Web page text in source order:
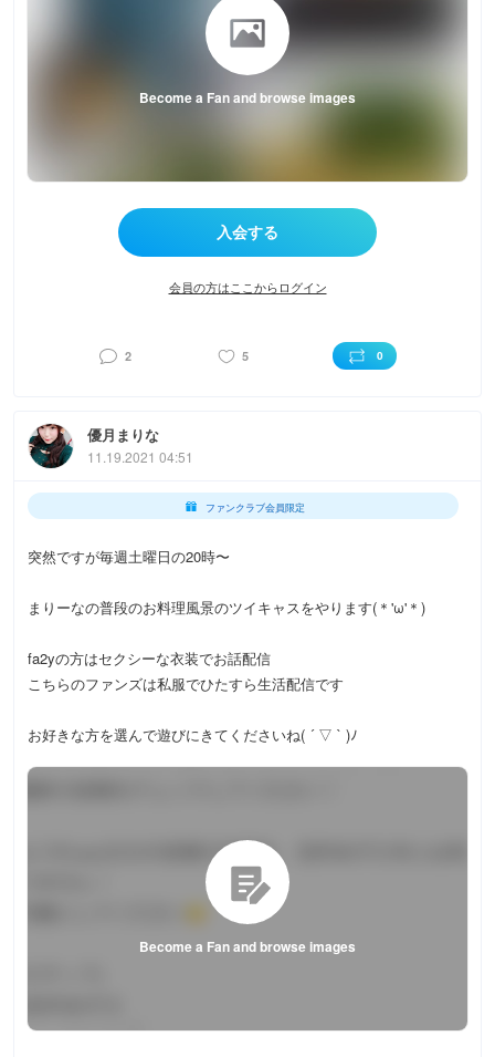
Become a Fan and browse images
会員の方はここからログイン
2 5 0
優月まりな
11.19.2021 04:51
ファンクラブ会員限定
突然ですが毎週土曜日の20時〜
まりーなの普段のお料理風景のツイキャスをやります(＊'ω'＊)
fa2yの方はセクシーな衣装でお話配信
こちらのファンズは私服でひたすら生活配信です
お好きな方を選んで遊びにきてくださいね( ´ ▽ ` )ﾉ
Become a Fan and browse images